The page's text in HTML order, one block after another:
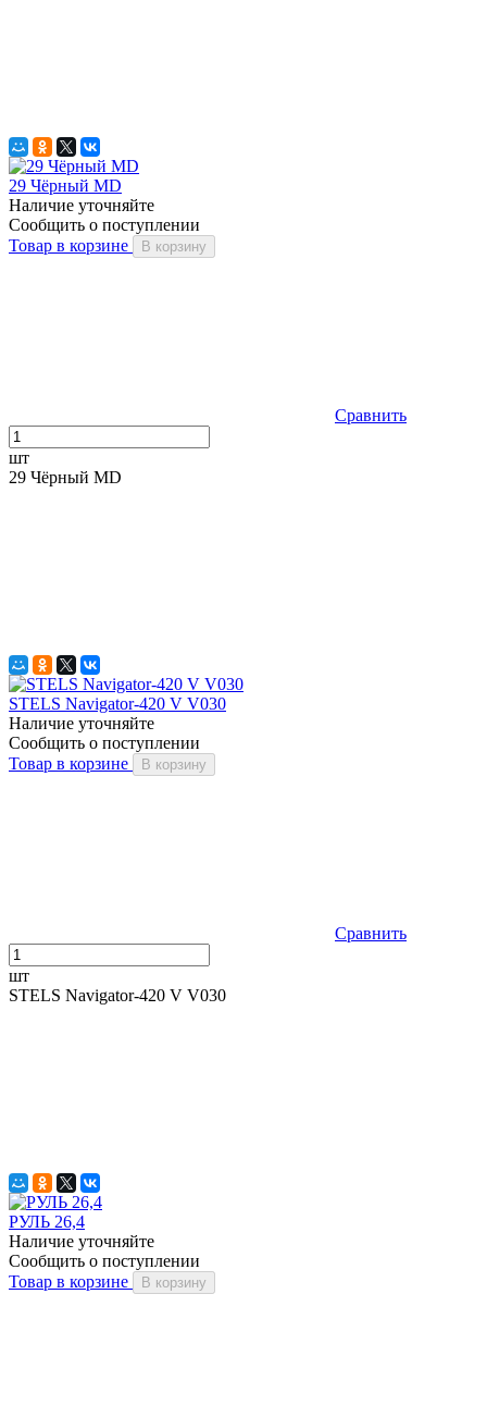
29 Чёрный MD
Наличие уточняйте
Сообщить о поступлении
Товар в корзине
В корзину
Сравнить
шт
29 Чёрный MD
STELS Navigator-420 V V030
Наличие уточняйте
Сообщить о поступлении
Товар в корзине
В корзину
Сравнить
шт
STELS Navigator-420 V V030
РУЛЬ 26,4
Наличие уточняйте
Сообщить о поступлении
Товар в корзине
В корзину